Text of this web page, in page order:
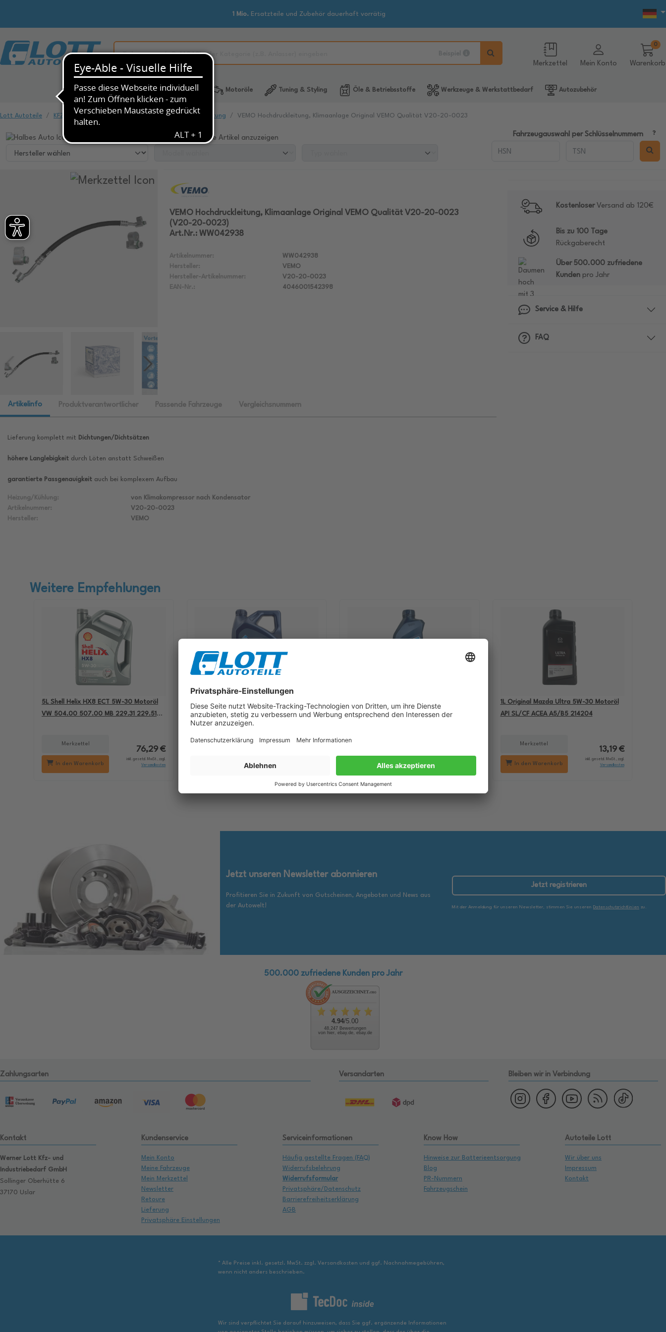
1 Mio.Ersatzteile und Zubehör dauerhaft vorrätig
Merkzettel Mein Konto Warenkorb
0
Alle Kategorien KFZ-Ersatzteile Motoröle Tuning & Styling Öle & Betriebsstoffe Werkzeuge & Werkstattbedarf Autozubehör
Lott Autoteile KFZ-Ersatzteile Klimaanlage & Heizung Druckleitung VEMO Hochdruckleitung, Klimaanlage Original VEMO Qualität V20-20-0023
Wählen Sie ihr Fahrzeug, um dazu passende Artikel anzuzeigen Fahrzeugauswahl per Schlüsselnummern
VEMO Hochdruckleitung, Klimaanlage Original VEMO Qualität V20-20-0023
(V20-20-0023)
Art.Nr.: WW042938
Artikelnummer:
WW042938
Hersteller:
VEMO
Hersteller-Artikelnummer:
V20-20-0023
EAN-Nr.:
4046001542398
Artikelinfo Produktverantwortlicher Passende Fahrzeuge Vergleichsnummern
Lieferung komplett mit Dichtungen/Dichtsätzen
höhere Langlebigkeit durch Löten anstatt Schweißen
garantierte Passgenauigkeit auch bei komplexem Aufbau
Heizung/Kühlung:
von Klimakompressor nach Kondensator
Artikelnummer:
V20-20-0023
Hersteller:
VEMO
KostenloserVersand ab 120€
Bis zu 100 Tage
Rückgaberecht
Über 500.000 zufriedene
Kundenpro Jahr
Service & Hilfe
FAQ
Weitere Empfehlungen
5L Shell Helix HX8 ECT 5W-30 Motoröl
VW 504.00 507.00 MB 229.31 229.51
Merkzettel
In den Warenkorb
76,29 €
inkl. gesetzl. MwSt., zzgl.
Versandkosten
4L Aral BlueTronic II 10W-40 Motoröl
passend für Fiat 9.55535 D2 VW 505.00
501.01 MB 229.3
Merkzettel
In den Warenkorb
1L BMW M TwinPower Turbo 10W-60
Motoröl passend für BMW M3 BMW M5
In den Warenkorb
1L Original Mazda Ultra 5W-30 Motoröl
API SL/CF ACEA A5/B5 214204
Merkzettel
In den Warenkorb
13,19 €
inkl. gesetzl. MwSt., zzgl.
Versandkosten
Jetzt unseren Newsletter abonnieren
Profitieren Sie in Zukunft von Gutscheinen, Angeboten und News aus
der Autowelt!
Jetzt registrieren
Mit der Anmeldung für unseren Newsletter, stimmen Sie unseren Datenschutzrichtlinien zu.
500.000 zufriedene Kunden pro Jahr
4.94/5.00
48.247 Bewertungen
von hier, ebay.de, ebay.de
Zahlungsarten Versandarten Bleiben wir in Verbindung
Kontakt
Werner Lott Kfz- und
Industriebedarf GmbH
Sollinger Oberhütte 6
37170 Uslar
Kundenservice
Mein Konto
Meine Fahrzeuge
Mein Merkzettel
Newsletter
Retoure
Lieferung
Privatsphäre Einstellungen
Serviceinformationen
Häufig gestellte Fragen (FAQ)
Widerrufsbelehrung
Widerrufsformular
Privatsphäre/Datenschutz
Barrierefreiheitserklärung
AGB
Know How
Hinweise zur Batterieentsorgung
Blog
PR-Nummern
Fahrzeugschein
Autoteile Lott
Wir über uns
Impressum
Kontakt
* Alle Preise inkl. gesetzl. MwSt. zzgl. Versandkosten und ggf. Nachnahmegebühren,
wenn nicht anders beschrieben.
Wir sind verpflichtet Sie darauf hinzuweisen, dass Sie ggf. ergänzende Informationen